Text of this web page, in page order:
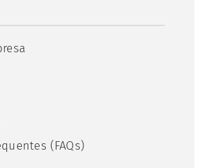
(FAQs)